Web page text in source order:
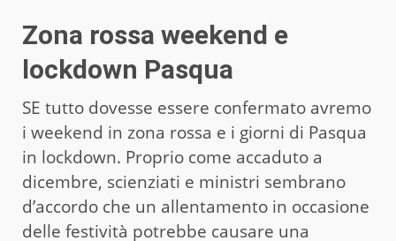
Zona rossa weekend e
lockdown Pasqua
SE tutto dovesse essere confermato avremo
i weekend in zona rossa e i giorni di Pasqua
in lockdown. Proprio come accaduto a
dicembre, scienziati e ministri sembrano
d’accordo che un allentamento in occasione
delle festività potrebbe causare una